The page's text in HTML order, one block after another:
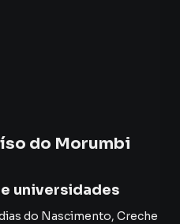
do Morumbi
universidades
do Nascimento, Creche